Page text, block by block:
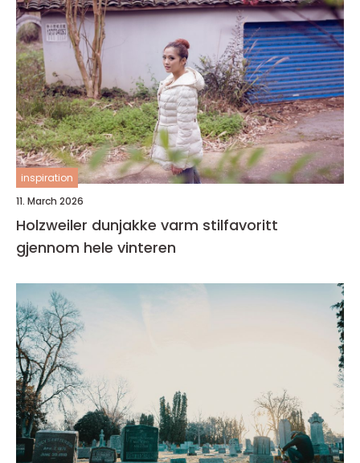
inspiration
11. March 2026
Holzweiler dunjakke varm stilfavoritt
gjennom hele vinteren